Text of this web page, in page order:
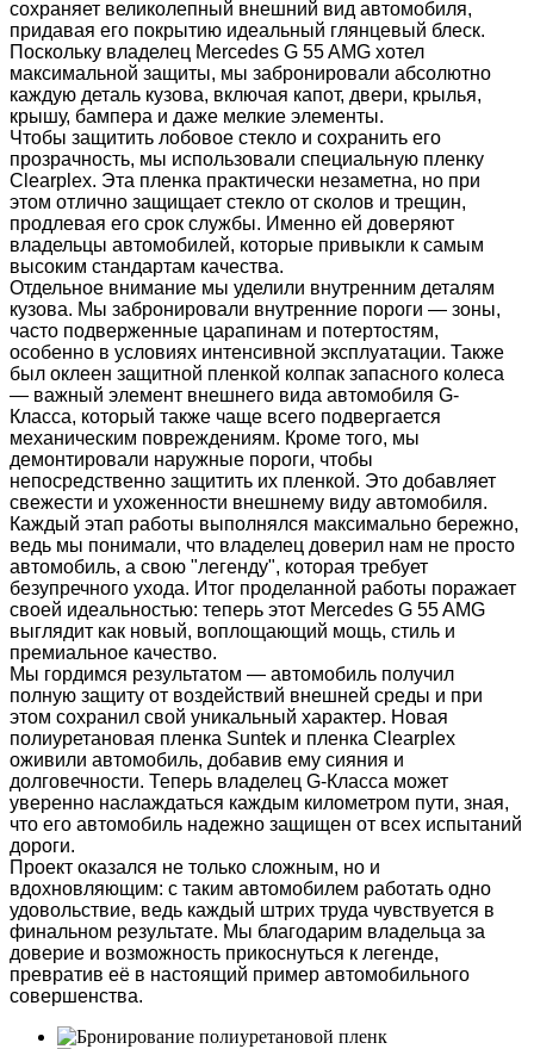
сохраняет великолепный внешний вид автомобиля,
придавая его покрытию идеальный глянцевый блеск.
Поскольку владелец Mercedes G 55 AMG хотел
максимальной защиты, мы забронировали абсолютно
каждую деталь кузова, включая капот, двери, крылья,
крышу, бампера и даже мелкие элементы.
Чтобы защитить лобовое стекло и сохранить его
прозрачность, мы использовали специальную пленку
Clearplex. Эта пленка практически незаметна, но при
этом отлично защищает стекло от сколов и трещин,
продлевая его срок службы. Именно ей доверяют
владельцы автомобилей, которые привыкли к самым
высоким стандартам качества.
Отдельное внимание мы уделили внутренним деталям
кузова. Мы забронировали внутренние пороги — зоны,
часто подверженные царапинам и потертостям,
особенно в условиях интенсивной эксплуатации. Также
был оклеен защитной пленкой колпак запасного колеса
— важный элемент внешнего вида автомобиля G-
Класса, который также чаще всего подвергается
механическим повреждениям. Кроме того, мы
демонтировали наружные пороги, чтобы
непосредственно защитить их пленкой. Это добавляет
свежести и ухоженности внешнему виду автомобиля.
Каждый этап работы выполнялся максимально бережно,
ведь мы понимали, что владелец доверил нам не просто
автомобиль, а свою "легенду", которая требует
безупречного ухода. Итог проделанной работы поражает
своей идеальностью: теперь этот Mercedes G 55 AMG
выглядит как новый, воплощающий мощь, стиль и
премиальное качество.
Мы гордимся результатом — автомобиль получил
полную защиту от воздействий внешней среды и при
этом сохранил свой уникальный характер. Новая
полиуретановая пленка Suntek и пленка Clearplex
оживили автомобиль, добавив ему сияния и
долговечности. Теперь владелец G-Класса может
уверенно наслаждаться каждым километром пути, зная,
что его автомобиль надежно защищен от всех испытаний
дороги.
Проект оказался не только сложным, но и
вдохновляющим: с таким автомобилем работать одно
удовольствие, ведь каждый штрих труда чувствуется в
финальном результате. Мы благодарим владельца за
доверие и возможность прикоснуться к легенде,
превратив её в настоящий пример автомобильного
совершенства.